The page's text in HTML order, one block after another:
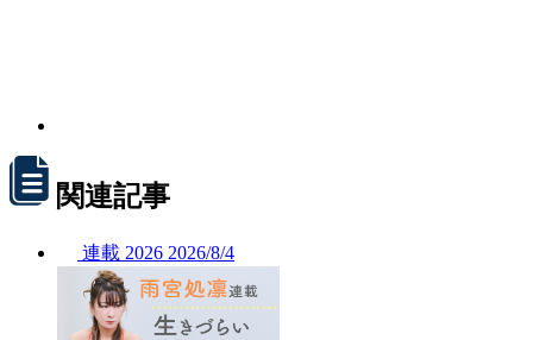
関連記事
連載 2026 2026/8/4